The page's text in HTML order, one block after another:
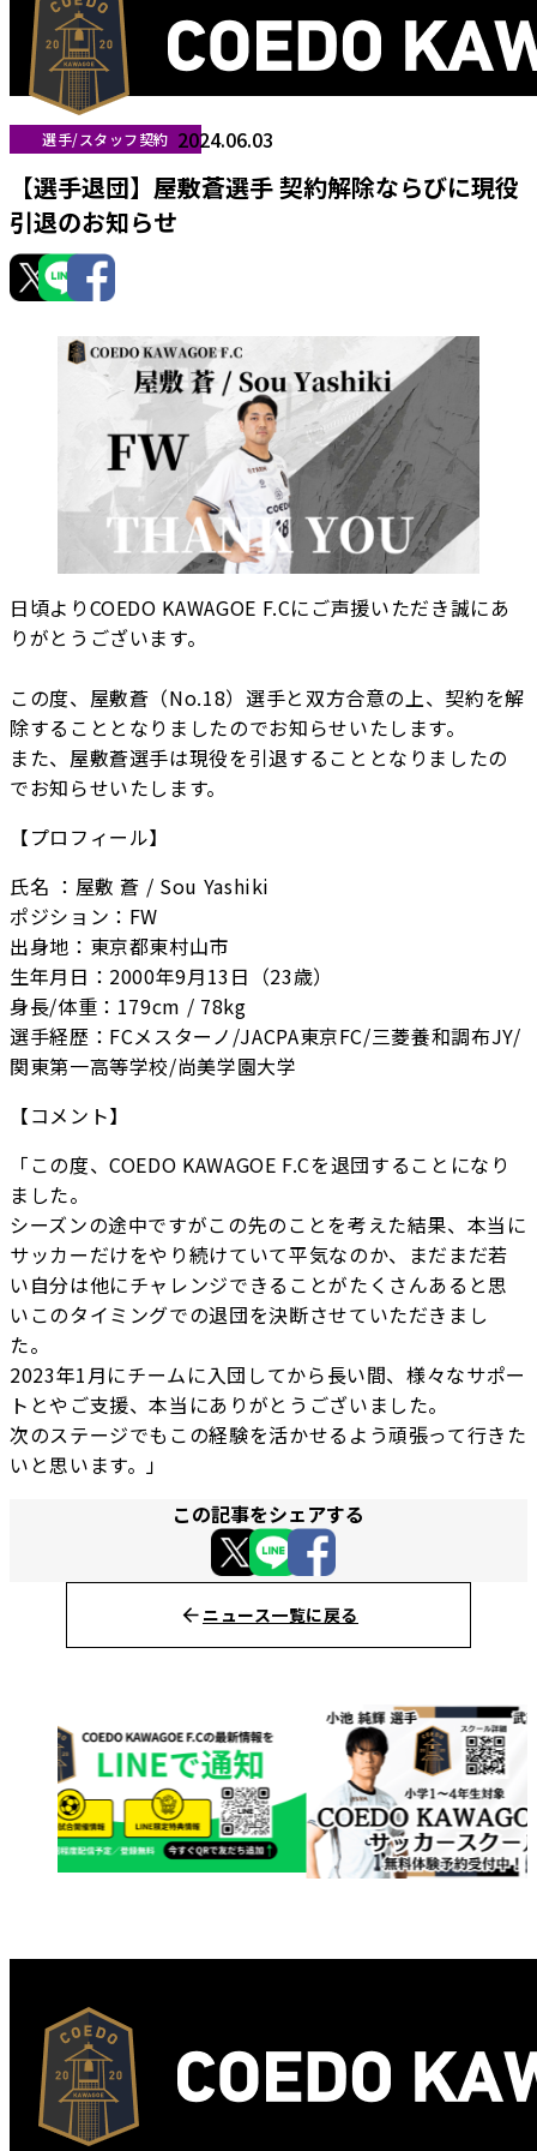
選手/スタッフ契約 2024.06.03
【選手退団】屋敷蒼選手 契約解除ならびに現役
引退のお知らせ
日頃よりCOEDO KAWAGOE F.Cにご声援いただき誠にあ
りがとうございます。
この度、屋敷蒼（No.18）選手と双方合意の上、契約を解
除することとなりましたのでお知らせいたします。
また、屋敷蒼選手は現役を引退することとなりましたの
でお知らせいたします。
【プロフィール】
氏名 ：屋敷 蒼 / Sou Yashiki
ポジション：FW
出身地：東京都東村山市
生年月日：2000年9月13日（23歳）
身長/体重：179cm / 78kg
選手経歴：FCメスターノ/JACPA東京FC/三菱養和調布JY/
関東第一高等学校/尚美学園大学
【コメント】
「この度、COEDO KAWAGOE F.Cを退団することになり
ました。
シーズンの途中ですがこの先のことを考えた結果、本当に
サッカーだけをやり続けていて平気なのか、まだまだ若
い自分は他にチャレンジできることがたくさんあると思
いこのタイミングでの退団を決断させていただきまし
た。
2023年1月にチームに入団してから長い間、様々なサポー
トとやご支援、本当にありがとうございました。
次のステージでもこの経験を活かせるよう頑張って行きた
いと思います。」
この記事をシェアする
ニュース一覧に戻る